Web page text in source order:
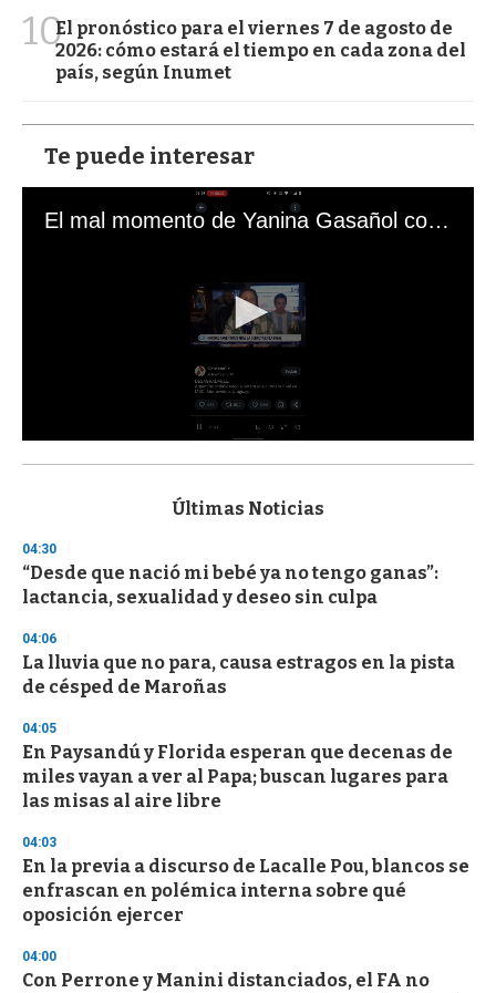
10El pronóstico para el viernes 7 de agosto de
2026: cómo estará el tiempo en cada zona del
país, según Inumet
Te puede interesar
El mal momento de Yanina Gasañol con un hincha argentino en "Subrayado"
s
d
s
o
f
3
s
e
c
n
d
Últimas Noticias
04:30
“Desde que nació mi bebé ya no tengo ganas”:
lactancia, sexualidad y deseo sin culpa
04:06
La lluvia que no para, causa estragos en la pista
de césped de Maroñas
04:05
En Paysandú y Florida esperan que decenas de
miles vayan a ver al Papa; buscan lugares para
las misas al aire libre
04:03
En la previa a discurso de Lacalle Pou, blancos se
enfrascan en polémica interna sobre qué
oposición ejercer
04:00
Con Perrone y Manini distanciados, el FA no